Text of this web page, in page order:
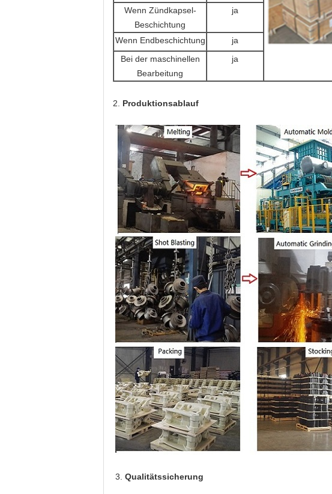
Wenn Zündkapsel-
Beschichtung
ja
Wenn Endbeschichtung
ja
Bei der maschinellen
Bearbeitung
ja
2. Produktionsablauf
3. Qualitätssicherung